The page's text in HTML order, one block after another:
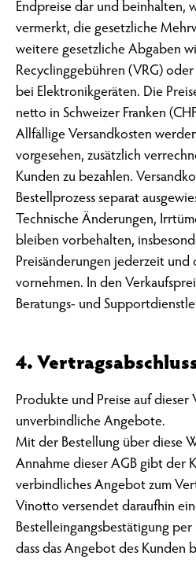
Endpreise dar und beinhalten,
vermerkt, die gesetzliche
weitere gesetzliche Abgaben
Recyclinggebühren (VRG)
bei Elektronikgeräten. Die
netto in Schweizer Franken
Allfällige Versandkosten
vorgesehen, zusätzlich
Kunden zu bezahlen.
Bestellprozess separat
Technische Änderungen,
bleiben vorbehalten,
Preisänderungen jederzeit und
vornehmen. In den
Beratungs- und
4.
Produkte und Preise auf dieser
unverbindliche Angebote.
Mit der Bestellung über diese
Annahme dieser AGB gibt der
verbindliches Angebot zum
Vinotto versendet daraufhin
Bestelleingangsbestätigung
dass das Angebot des Kunden